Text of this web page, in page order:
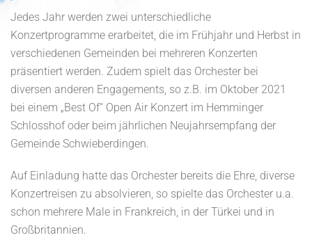
Jedes Jahr werden zwei unterschiedliche
Konzertprogramme erarbeitet, die im Frühjahr und Herbst in
verschiedenen Gemeinden bei mehreren Konzerten
präsentiert werden. Zudem spielt das Orchester bei
diversen anderen Engagements, so z.B. im Oktober 2021
bei einem „Best Of“ Open Air Konzert im Hemminger
Schlosshof oder beim jährlichen Neujahrsempfang der
Gemeinde Schwieberdingen.
Auf Einladung hatte das Orchester bereits die Ehre, diverse
Konzertreisen zu absolvieren, so spielte das Orchester u.a.
schon mehrere Male in Frankreich, in der Türkei und in
Großbritannien.